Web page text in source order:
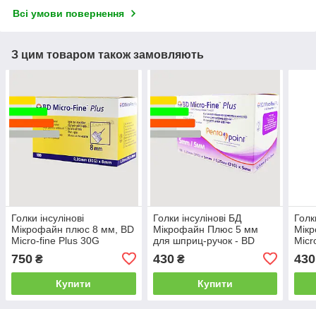
Всі умови повернення
З цим товаром також замовляють
Голки інсулінові
Мікрофайн плюс 8 мм, BD
Micro-fine Plus 30G
750 ₴
Купити
Голки інсулінові БД
Мікрофайн Плюс 5 мм
для шприц-ручок - BD
430₴
Купити
430